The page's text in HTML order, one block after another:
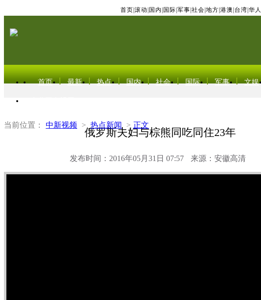
首页 滚动 国内 国际 军事 社会 地方 港澳 台湾 华人
首页 最新 热点 国内 社会 国际 军事 文娱
当前位置： 中新视频 > 热点新闻 > 正文
俄罗斯夫妇与棕熊同吃同住23年
发布时间：2016年05月31日 07:57 来源：安徽高清